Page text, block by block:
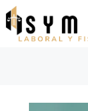
Saltar
al
contenido